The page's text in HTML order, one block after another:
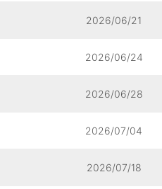
2026/06/21
2026/06/24
2026/06/28
2026/07/04
2026/07/18